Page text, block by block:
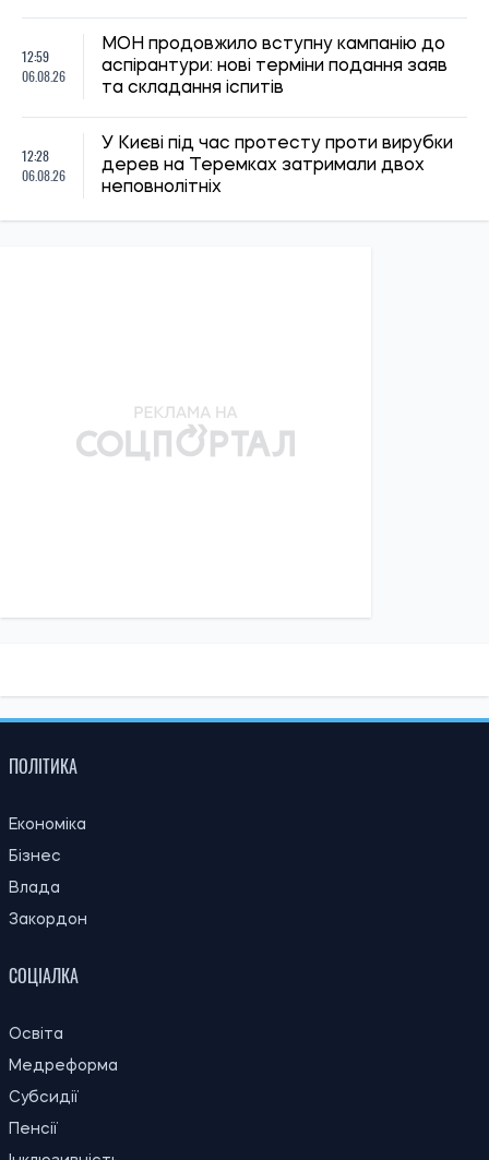
12:59
06.08.26
МОН продовжило вступну кампанію до
аспірантури: нові терміни подання заяв
та складання іспитів
12:28
06.08.26
У Києві під час протесту проти вирубки
дерев на Теремках затримали двох
неповнолітніх
ПОЛІТИКА
Економіка
Бізнес
Влада
Закордон
СОЦІАЛКА
Освіта
Медреформа
Субсидії
Пенсії